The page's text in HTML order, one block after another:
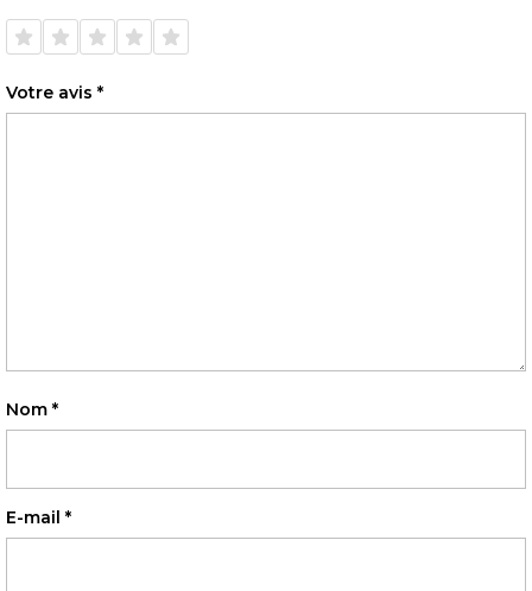
1 étoile
sur 5
2 étoiles
sur 5
3 étoiles
sur 5
4 étoiles
sur 5
5 étoiles
sur 5
Votre avis *
Nom *
E-mail *